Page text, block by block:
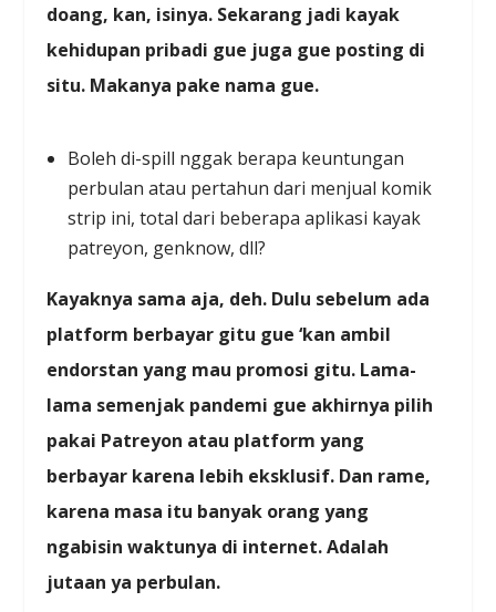
doang, kan, isinya. Sekarang jadi kayak
kehidupan pribadi gue juga gue posting di
situ. Makanya pake nama gue.
Boleh di-spill nggak berapa keuntungan
perbulan atau pertahun dari menjual komik
strip ini, total dari beberapa aplikasi kayak
patreyon, genknow, dll?
Kayaknya sama aja, deh. Dulu sebelum ada
platform berbayar gitu gue ‘kan ambil
endorstan yang mau promosi gitu. Lama-
lama semenjak pandemi gue akhirnya pilih
pakai Patreyon atau platform yang
berbayar karena lebih eksklusif. Dan rame,
karena masa itu banyak orang yang
ngabisin waktunya di internet. Adalah
jutaan ya perbulan.